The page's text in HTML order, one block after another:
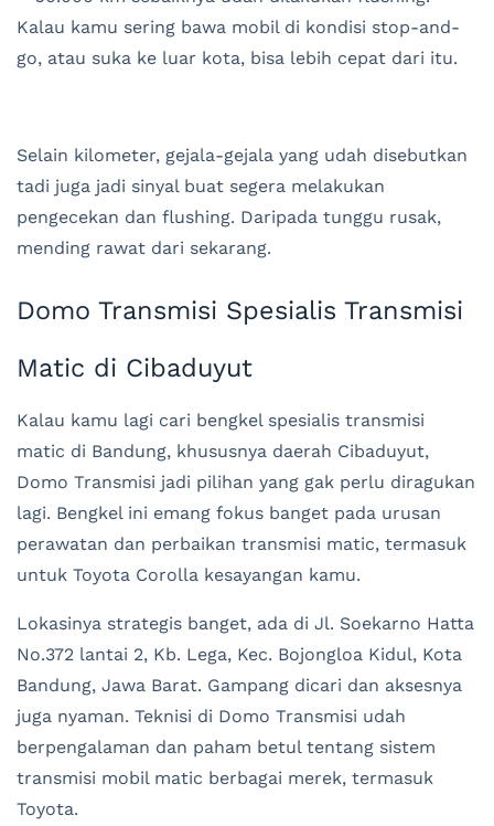
Kalau kamu sering bawa mobil di kondisi stop-and-
go, atau suka ke luar kota, bisa lebih cepat dari itu.
Selain kilometer, gejala-gejala yang udah disebutkan
tadi juga jadi sinyal buat segera melakukan
pengecekan dan flushing. Daripada tunggu rusak,
mending rawat dari sekarang.
Domo Transmisi Spesialis Transmisi
Matic di Cibaduyut
Kalau kamu lagi cari bengkel spesialis transmisi
matic di Bandung, khususnya daerah Cibaduyut,
Domo Transmisi jadi pilihan yang gak perlu diragukan
lagi. Bengkel ini emang fokus banget pada urusan
perawatan dan perbaikan transmisi matic, termasuk
untuk Toyota Corolla kesayangan kamu.
Lokasinya strategis banget, ada di Jl. Soekarno Hatta
No.372 lantai 2, Kb. Lega, Kec. Bojongloa Kidul, Kota
Bandung, Jawa Barat. Gampang dicari dan aksesnya
juga nyaman. Teknisi di Domo Transmisi udah
berpengalaman dan paham betul tentang sistem
transmisi mobil matic berbagai merek, termasuk
Toyota.